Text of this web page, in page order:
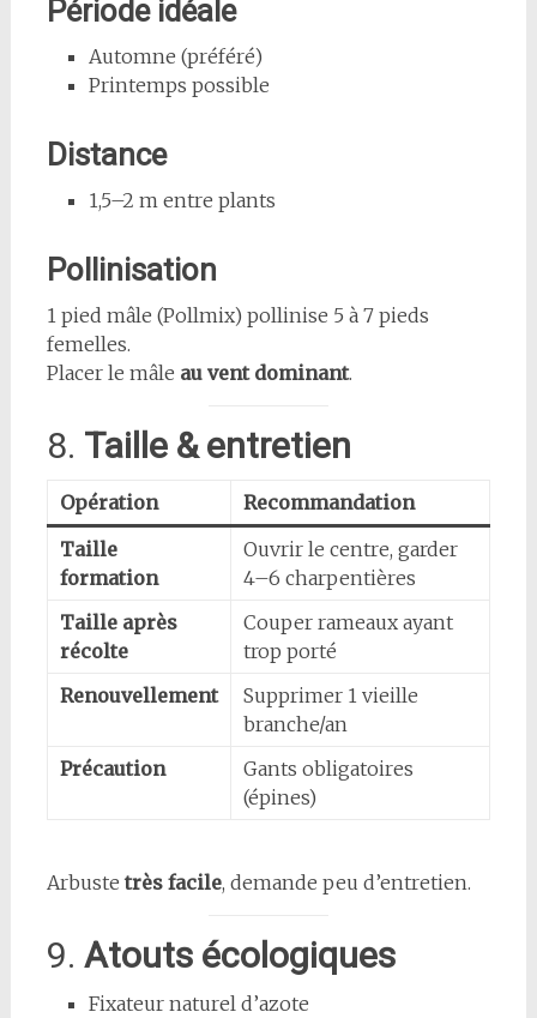
Période idéale
Automne (préféré)
Printemps possible
Distance
1,5–2 m entre plants
Pollinisation
1 pied mâle (Pollmix) pollinise 5 à 7 pieds
femelles.
Placer le mâle au vent dominant.
8. Taille & entretien
Opération
Recommandation
Taille
formation
Ouvrir le centre, garder
4–6 charpentières
Taille après
récolte
Couper rameaux ayant
trop porté
Renouvellement
Supprimer 1 vieille
branche/an
Précaution
Gants obligatoires
(épines)
Arbustetrès facile, demande peu d’entretien.
9. Atouts écologiques
Fixateur naturel d’azote